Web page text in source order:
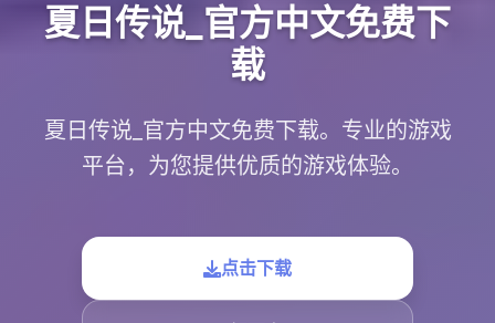
夏日传说_官方中文免费下
载
夏日传说_官方中文免费下载。专业的游戏
平台，为您提供优质的游戏体验。
点击下载